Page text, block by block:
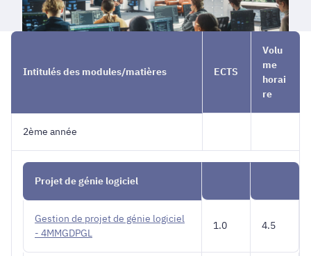
7
Intitulés des modules/matières ECTS
Volu
me
horai
re
2ème année
Projet de génie logiciel
Gestion de projet de génie logiciel
- 4MMGDPGL
1.0 4.5